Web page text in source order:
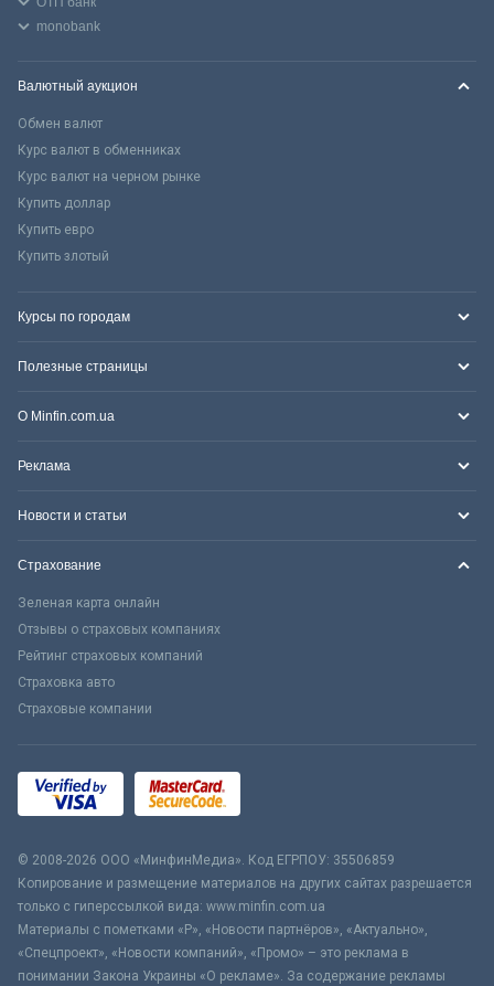
monobank
Валютный аукцион
Обмен валют
Курс валют в обменниках
Курс валют на черном рынке
Купить доллар
Купить евро
Купить злотый
Курсы по городам
Полезные страницы
О Minfin.com.ua
Реклама
Новости и статьи
Страхование
Зеленая карта онлайн
Отзывы о страховых компаниях
Рейтинг страховых компаний
Страховка авто
Страховые компании
© 2008-2026 ООО «МинфинМедиа». Код ЕГРПОУ: 35506859
Копирование и размещение материалов на других сайтах разрешается
только с гиперссылкой вида: www.minfin.com.ua
Материалы с пометками «Р», «Новости партнёров», «Актуально»,
«Спецпроект», «Новости компаний», «Промо» – это реклама в
понимании Закона Украины «О рекламе». За содержание рекламы